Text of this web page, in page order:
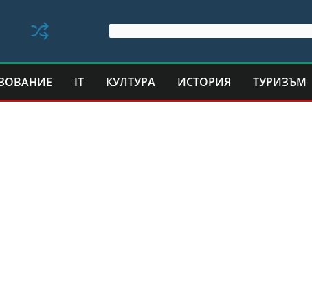
IT КУЛТУРА ИСТОРИЯ ТУРИЗЪМ